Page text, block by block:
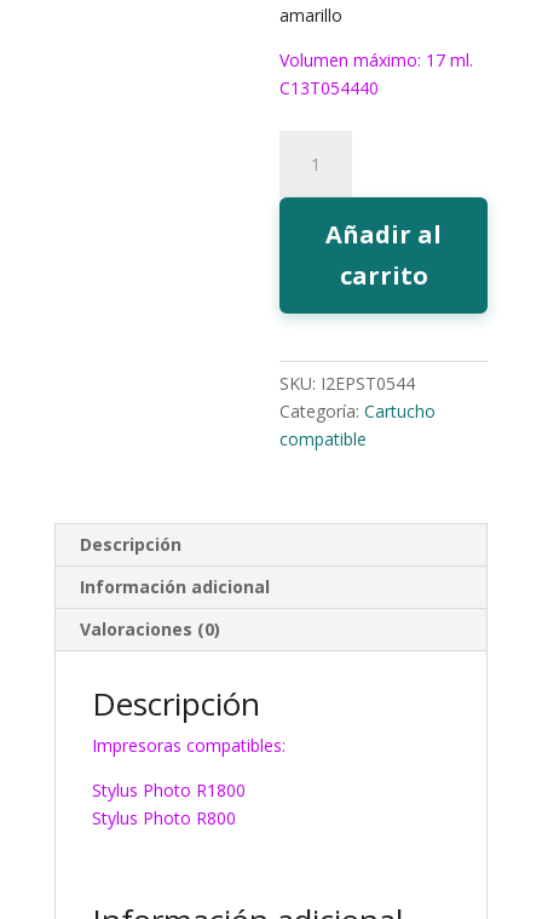
amarillo
Volumen máximo: 17 ml.
C13T054440
Tinta
EcoInk
cantidad
Añadir al
carrito
SKU: I2EPST0544
Categoría:Cartucho
compatible
Descripción
Información adicional
Valoraciones (0)
Descripción
Impresoras compatibles:
Stylus Photo R1800
Stylus Photo R800